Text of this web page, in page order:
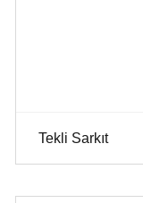
Tekli Sarkıt